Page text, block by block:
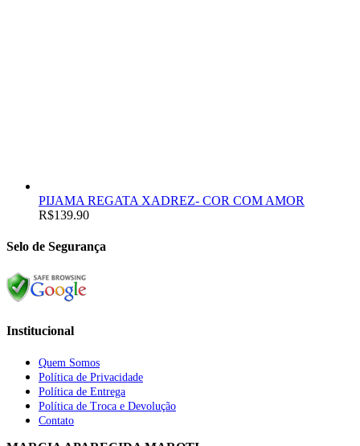
PIJAMA REGATA XADREZ- COR COM AMOR
R$139.90
Selo de Segurança
Institucional
Quem Somos
Política de Privacidade
Política de Entrega
Política de Troca e Devolução
Contato